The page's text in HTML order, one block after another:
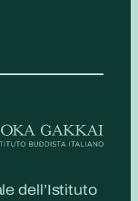
dell’Istituto